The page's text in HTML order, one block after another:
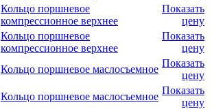
Кольцо поршневое
компрессионное верхнее
Показать
цену
Кольцо поршневое
компрессионное верхнее
Показать
цену
Кольцо поршневое маслосъемное
Показать
цену
Кольцо поршневое маслосъемное
Показать
цену